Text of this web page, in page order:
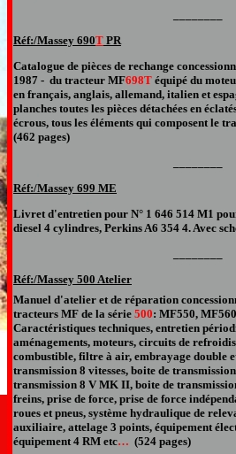
Réf:/Massey 690T PR
Catalogue de pièces de rechange
1987 - du tracteur MF698T équipé du
en français, anglais, allemand, italien et
planches toutes les pièces détachées en
écrous, tous les éléments qui composent le
(462 pages)
Réf:/Massey 699 ME
Livret d'entretien pour N° 1 646 514 M1
diesel 4 cylindres, Perkins A6 354 4. Avec
Réf:/Massey 500 Atelier
Manuel d'atelier et de réparation
tracteurs MF de la série 500: MF550,
Caractéristiques techniques, entretien
aménagements, moteurs, circuits de
combustible, filtre à air, embrayage double
transmission 8 vitesses, boite de
transmission 8 V MK II, boite de
freins, prise de force, prise de force
roues et pneus, système hydraulique de
auxiliaire, attelage 3 points, équipement
équipement 4 RM etc… (524 pages)